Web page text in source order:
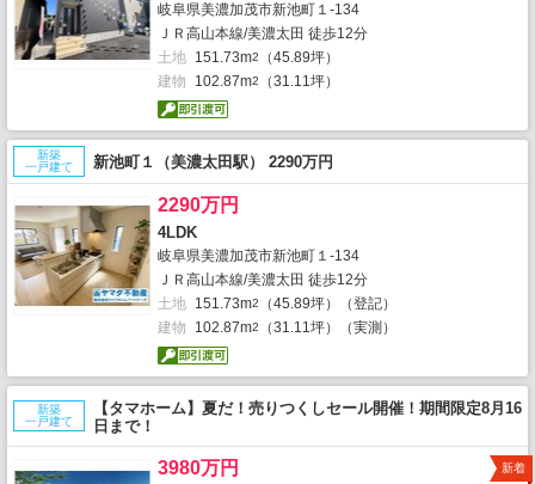
岐阜県美濃加茂市新池町１-134
ＪＲ高山本線/美濃太田 徒歩12分
土地 151.73m2
（45.89坪）
建物
102.87m2 （31.11坪）
新築
一戸建て
新池町１（美濃太田駅） 2290万円
2290万円
4LDK
岐阜県美濃加茂市新池町１-134
ＪＲ高山本線/美濃太田 徒歩12分
土地 151.73m2
（45.89坪）（登記）
建物
102.87m2 （31.11坪）（実測）
新築
一戸建て
【タマホーム】夏だ！売りつくしセール開催！期間限定8月16
日まで！
3980万円 新着